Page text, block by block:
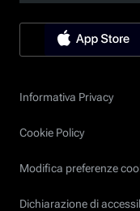
Informativa Privacy
Cookie Policy
Modifica preferenze
Dichiarazione di